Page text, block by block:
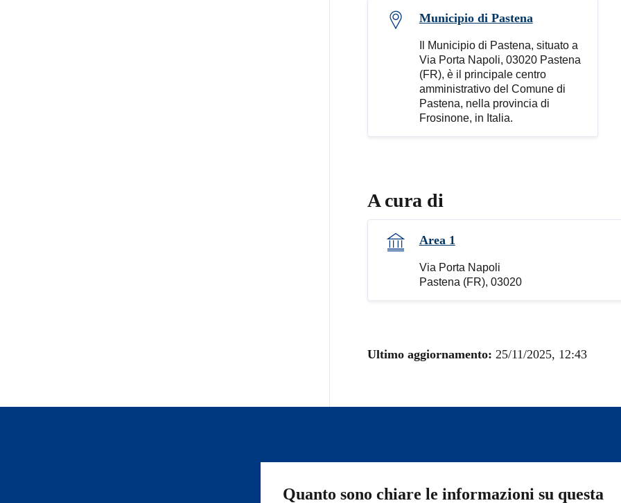
Municipio di Pastena
Il Municipio di Pastena, situato a
Via Porta Napoli, 03020 Pastena
(FR), è il principale centro
amministrativo del Comune di
Pastena, nella provincia di
Frosinone, in Italia.
A cura di
Area 1
Via Porta Napoli
Pastena (FR), 03020
Ultimo aggiornamento: 25/11/2025, 12:43
Quanto sono chiare le informazioni su questa